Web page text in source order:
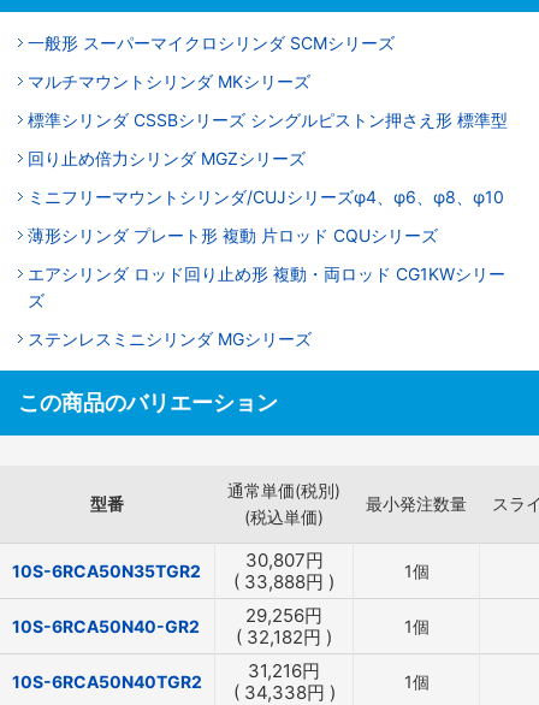
一般形 スーパーマイクロシリンダ SCMシリーズ
マルチマウントシリンダ MKシリーズ
標準シリンダ CSSBシリーズ シングルピストン押さえ形 標準型
回り止め倍力シリンダ MGZシリーズ
ミニフリーマウントシリンダ/CUJシリーズφ4、φ6、φ8、φ10
薄形シリンダ プレート形 複動 片ロッド CQUシリーズ
エアシリンダ ロッド回り止め形 複動・両ロッド CG1KWシリー
ズ
ステンレスミニシリンダ MGシリーズ
この商品のバリエーション
型番
通常単価(税別)
(税込単価)
最小発注数量 スラ
10S-6RCA50N35TGR2 30,807円
( 33,888円 ) 1個
10S-6RCA50N40-GR2 29,256円
( 32,182円 ) 1個
10S-6RCA50N40TGR2 31,216円
( 34,338円 ) 1個